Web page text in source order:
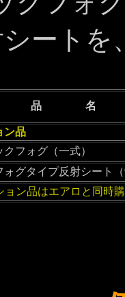
ート
品 名
ン品
フォグ（一式）
ォグタイプ反射シート
ョン品はエアロと同時